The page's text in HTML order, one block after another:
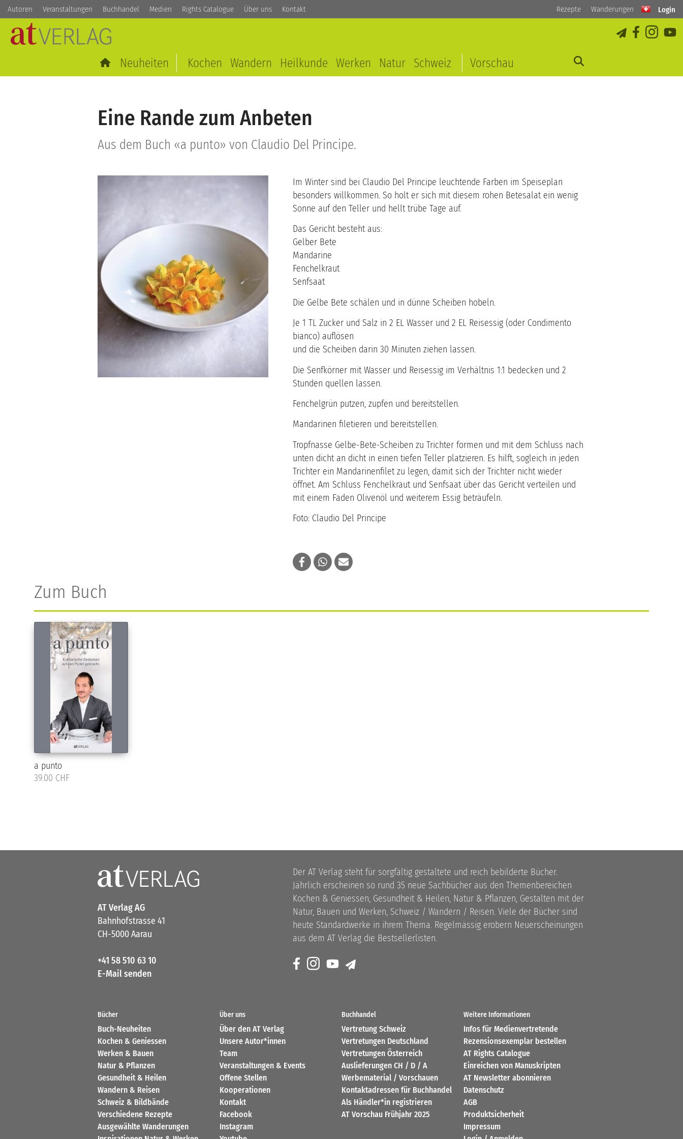
Autoren Veranstaltungen Buchhandel Medien Rights Catalogue Über uns Kontakt Rezepte Wanderungen Login
Neuheiten Kochen Wandern Heilkunde Werken Natur Schweiz Vorschau
Eine Rande zum Anbeten
Aus dem Buch «a punto» von Claudio Del Principe.
Im Winter sind bei Claudio Del Principe leuchtende Farben im Speiseplan
besonders willkommen. So holt er sich mit diesem rohen Betesalat ein wenig
Sonne auf den Teller und hellt trübe Tage auf.
Das Gericht besteht aus:
Gelber Bete
Mandarine
Fenchelkraut
Senfsaat
Die Gelbe Bete schälen und in dünne Scheiben hobeln.
Je 1 TL Zucker und Salz in 2 EL Wasser und 2 EL Reisessig (oder Condimento
bianco) auflösen
und die Scheiben darin 30 Minuten ziehen lassen.
Die Senfkörner mit Wasser und Reisessig im Verhältnis 1:1 bedecken und 2
Stunden quellen lassen.
Fenchelgrün putzen, zupfen und bereitstellen.
Mandarinen filetieren und bereitstellen.
Tropfnasse Gelbe-Bete-Scheiben zu Trichter formen und mit dem Schluss nach
unten dicht an dicht in einen tiefen Teller platzieren. Es hilft, sogleich in jeden
Trichter ein Mandarinenfilet zu legen, damit sich der Trichter nicht wieder
öffnet. Am Schluss Fenchelkraut und Senfsaat über das Gericht verteilen und
mit einem Faden Olivenöl und weiterem Essig beträufeln.
Foto: Claudio Del Principe
Zum Buch
a punto
39.00 CHF
AT Verlag AG
Bahnhofstrasse 41
CH-5000 Aarau
+41 58 510 63 10
E-Mail senden
Der AT Verlag steht für sorgfältig gestaltete und reich bebilderte Bücher.
Jährlich erscheinen so rund 35 neue Sachbücher aus den Themenbereichen
Kochen & Geniessen, Gesundheit & Heilen, Natur & Pflanzen, Gestalten mit der
Natur, Bauen und Werken, Schweiz / Wandern / Reisen. Viele der Bücher sind
heute Standardwerke in ihrem Thema. Regelmässig erobern Neuerscheinungen
aus dem AT Verlag die Bestsellerlisten.
Bücher
Buch-Neuheiten
Kochen & Geniessen
Werken & Bauen
Natur & Pflanzen
Gesundheit & Heilen
Wandern & Reisen
Schweiz & Bildbände
Verschiedene Rezepte
Ausgewählte Wanderungen
Über uns
Über den AT Verlag
Unsere Autor*innen
Team
Veranstaltungen & Events
Offene Stellen
Kooperationen
Kontakt
Facebook
Instagram
Buchhandel
Vertretung Schweiz
Vertretungen Deutschland
Vertretungen Österreich
Auslieferungen CH / D / A
Werbematerial / Vorschauen
Kontaktadressen für Buchhandel
Als Händler*in registrieren
AT Vorschau Frühjahr 2025
Weitere Informationen
Infos für Medienvertretende
Rezensionsexemplar bestellen
AT Rights Catalogue
Einreichen von Manuskripten
AT Newsletter abonnieren
Datenschutz
AGB
Produktsicherheit
Impressum